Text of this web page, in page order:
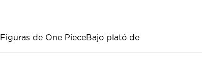
Figuras de One PieceBajo plató de